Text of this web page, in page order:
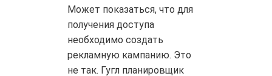
Может показаться, что для
получения доступа
необходимо создать
рекламную кампанию. Это
не так. Гугл планировщик